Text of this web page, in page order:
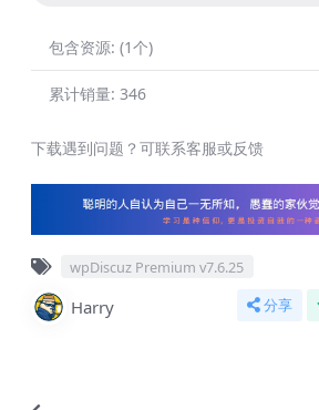
包含资源: (1个)
累计销量: 346
下载遇到问题？可联系客服或反馈
wpDiscuz Premium v​​7.6.25
Harry 分享